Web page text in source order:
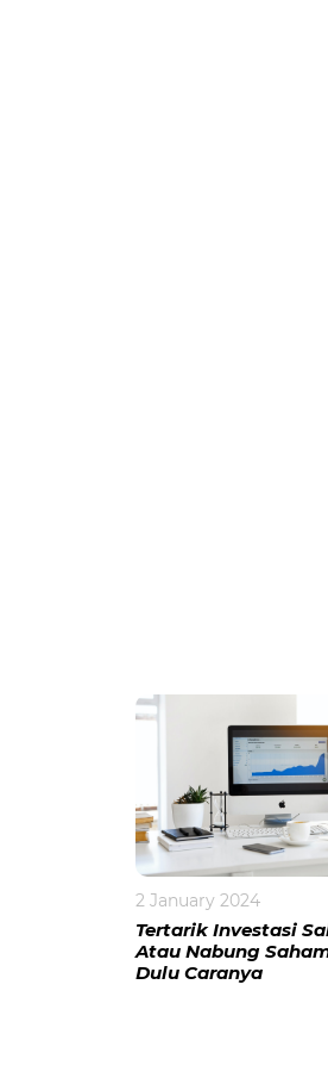
2 January 2024
Tertarik Investasi
Atau Nabung
Dulu Caranya